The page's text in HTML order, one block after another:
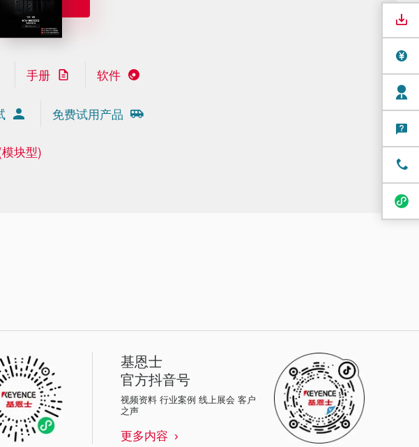
手册 软件
免费试用产品
块型)
基恩士
官方抖音号
视频资料 行业案例 线上展会 客户
之声
更多内容